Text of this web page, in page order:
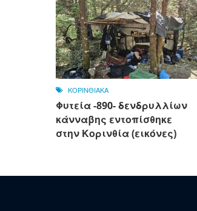
ΚΟΡΙΝΘΙΑΚΑ
Φυτεία -890- δενδρυλλίων
κάνναβης εντοπίσθηκε
στην Κορινθία (εικόνες)